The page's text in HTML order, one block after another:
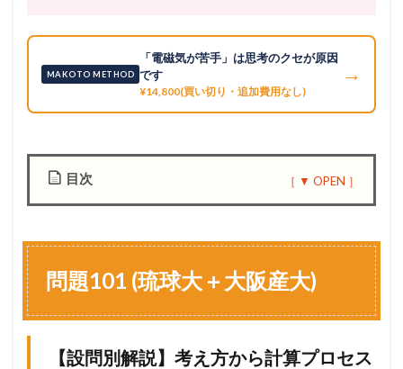
MAKOTO METHOD
「電磁気が苦手」は思考のクセが原因
です
¥14,800(買い切り・追加費用なし)
→
目次
1
0
(
球
問題101 (琉球大＋大阪産大)
【設問別解説】考え方から計算プロセス